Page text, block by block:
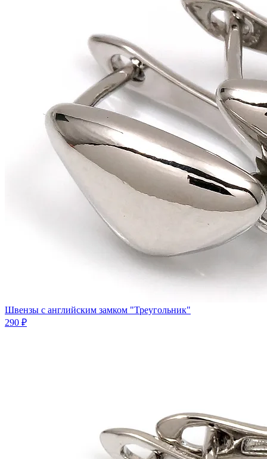
Швензы с английским замком "Треугольник"
290 ₽